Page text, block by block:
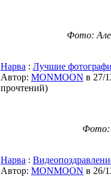
Фото:
Нарва : Лучшие
Автор: MONMOON в 27/
прочтений)
Фото:
Нарва :
Автор: MONMOON в 26/